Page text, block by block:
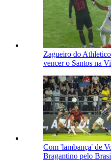
Zagueiro do
vencer o Santos na
Com 'lambança' de
Bragantino pelo